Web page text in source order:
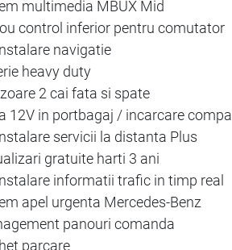
multimedia MBUX Mid
control inferior pentru comutator
navigatie
heavy duty
2 cai fata si spate
12V in portbagaj / incarcare
servicii la distanta Plus
gratuite harti 3 ani
informatii trafic in timp real
apel urgenta Mercedes-Benz
panouri comanda
parcare